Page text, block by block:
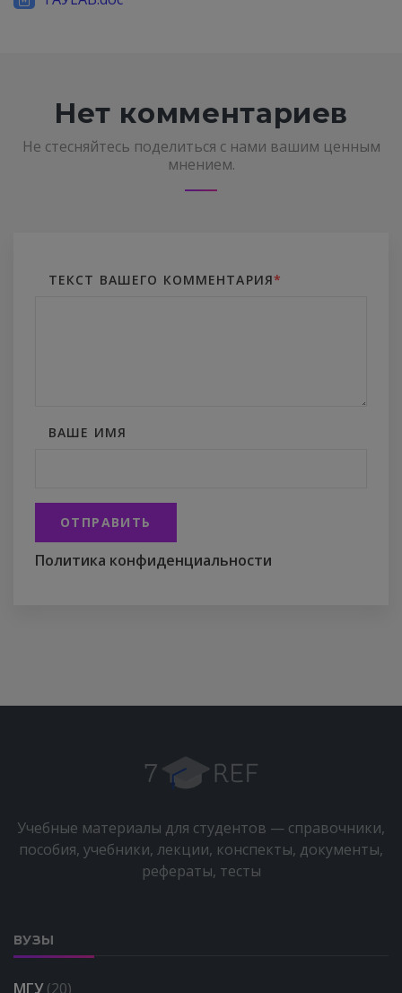
Нет комментариев
Не стесняйтесь поделиться с нами вашим ценным
мнением.
ТЕКСТ ВАШЕГО КОММЕНТАРИЯ*
ВАШЕ ИМЯ
ОТПРАВИТЬ
Политика конфиденциальности
Учебные материалы для студентов — справочники,
пособия, учебники, лекции, конспекты, документы,
рефераты, тесты
ВУЗЫ
МГУ(20)